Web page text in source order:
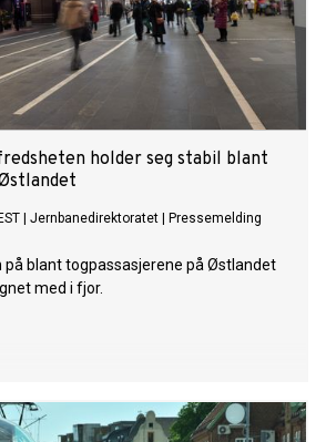
holder seg stabil blant
Jernbanedirektoratet Pressemelding
på blant togpassasjerene på Østlandet
med i fjor.